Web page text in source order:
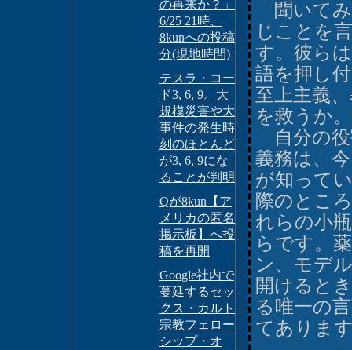
の再来か？」
6/25 21時、
8kunへの投稿
分(現地時間)
テスラ・コー
ド3, 6, 9。大
規模災害や大
事件の発生時
刻のほとんど
が3, 6, 9にな
ることが判明
Qが8kun【ア
メリカの匿名
掲示板】へ投
稿を再開
Google社内で
蔓延するセッ
クス・カルト
宗教フェロー
シップ・オ
聞いてみ
じことを
す。彼ら
語を押し
至上主義
を救うか。
自分の役
義務は、
が知って
際のとこ
れらの小
らです。
ン、モデ
開けると
る唯一の
てありま